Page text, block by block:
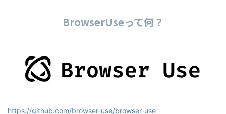
BrowserUseって何？
https://github.com/browser-use/browser-use